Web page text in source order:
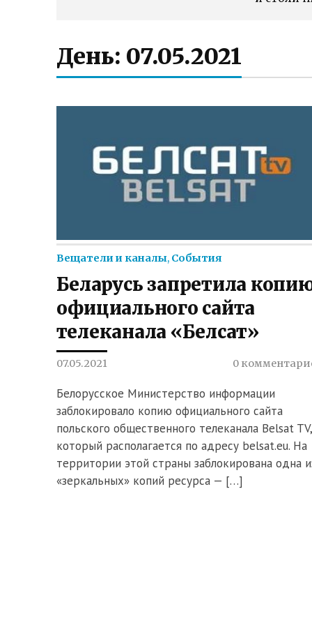
День: 07.05.2021
Вещатели и каналы, События
Беларусь запретила
официального сайта
телеканала «Белсат»
07.05.2021 0
Белорусское Министерство информации
заблокировало копию официального сайта
польского общественного телеканала Belsat TV,
который располагается по адресу belsat.eu. На
территории этой страны заблокирована одна
«зеркальных» копий ресурса — […]